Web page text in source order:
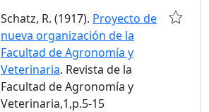
Schatz, R. (1917). Proyecto de
nueva organización de la
Facultad de Agronomía y
Veterinaria. Revista de la
Facultad de Agronomía y
Veterinaria,1,p.5-15